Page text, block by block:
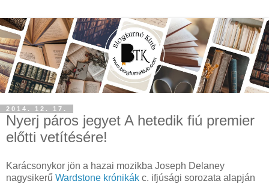
2014. 12. 17.
Nyerj páros jegyet A hetedik fiú premier
előtti vetítésére!
Karácsonykor jön a hazai mozikba Joseph Delaney
nagysikerű Wardstone krónikák c. ifjúsági sorozata alapján